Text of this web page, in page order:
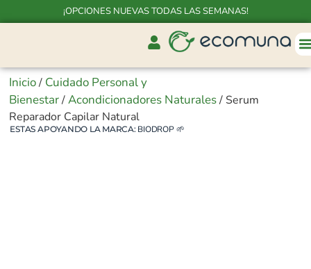
¡OPCIONES NUEVAS TODAS LAS SEMANAS!
Inicio/ Cuidado Personal y
Bienestar/Acondicionadores Naturales/ Serum
Reparador Capilar Natural
ESTAS APOYANDO LA MARCA: BIODROP🌱